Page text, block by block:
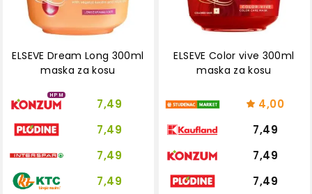
ELSEVE Dream Long 300ml
maska za kosu
HPM
7,49
7,49
7,49
7,49
ELSEVE Color vive 300ml
maska za kosu
4,00
7,49
7,49
7,49